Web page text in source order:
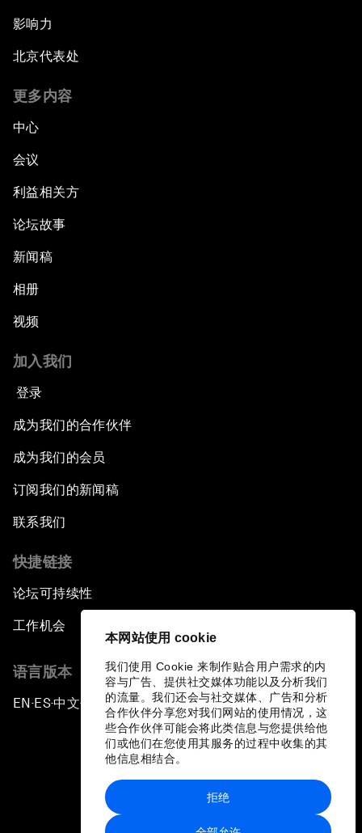
本网站使用 cookie
我们使用 Cookie 来制作贴合用户需求的内
容与广告、提供社交媒体功能以及分析我们
的流量。我们还会与社交媒体、广告和分析
合作伙伴分享您对我们网站的使用情况，这
些合作伙伴可能会将此类信息与您提供给他
们或他们在您使用其服务的过程中收集的其
他信息相结合。
拒绝
影响力
北京代表处
更多内容
中心
会议
利益相关方
论坛故事
新闻稿
相册
视频
加入我们
登录
成为我们的合作伙伴
成为我们的会员
订阅我们的新闻稿
联系我们
快捷链接
论坛可持续性
工作机会
语言版本
EN ▪ES▪中文▪ 日本語